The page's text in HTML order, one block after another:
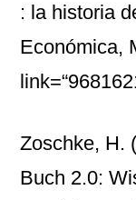
: la historia
Económica,
Zoschke, H.
Buch 2.0: